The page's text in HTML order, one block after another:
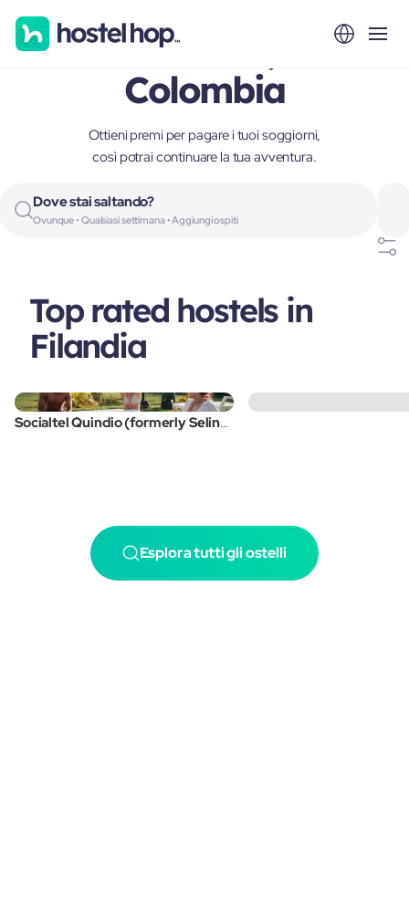
Filandia,
Colombia
Ottieni premi per pagare i tuoi soggiorni,
così potrai continuare la tua avventura.
Dove stai saltando?
Ovunque • Qualsiasi settimana • Aggiungi ospiti
Top rated hostels in
Filandia
Socialtel Quindio (formerly Selina Filandia)
Esplora tutti gli ostelli